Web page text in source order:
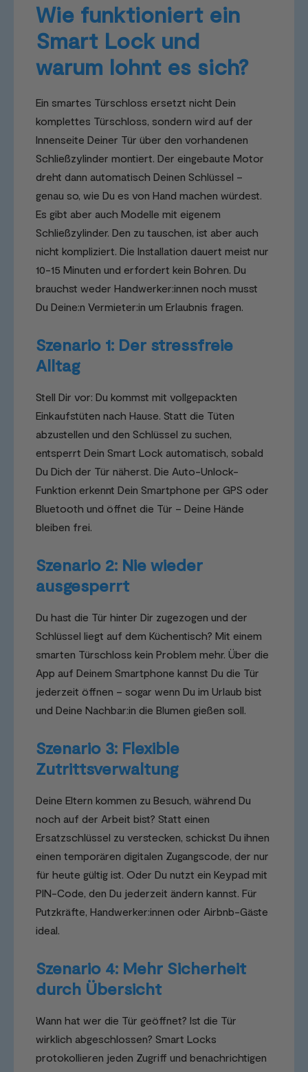
Wie funktioniert ein
Smart Lock und
warum lohnt es sich?
Ein smartes Türschloss ersetzt nicht Dein
komplettes Türschloss, sondern wird auf der
Innenseite Deiner Tür über den vorhandenen
Schließzylinder montiert. Der eingebaute Motor
dreht dann automatisch Deinen Schlüssel –
genau so, wie Du es von Hand machen würdest.
Es gibt aber auch Modelle mit eigenem
Schließzylinder. Den zu tauschen, ist aber auch
nicht kompliziert. Die Installation dauert meist nur
10-15 Minuten und erfordert kein Bohren. Du
brauchst weder Handwerker:innen noch musst
Du Deine:n Vermieter:in um Erlaubnis fragen.
Szenario 1: Der stressfreie
Alltag
Stell Dir vor: Du kommst mit vollgepackten
Einkaufstüten nach Hause. Statt die Tüten
abzustellen und den Schlüssel zu suchen,
entsperrt Dein Smart Lock automatisch, sobald
Du Dich der Tür näherst. Die Auto-Unlock-
Funktion erkennt Dein Smartphone per GPS oder
Bluetooth und öffnet die Tür – Deine Hände
bleiben frei.
Szenario 2: Nie wieder
ausgesperrt
Du hast die Tür hinter Dir zugezogen und der
Schlüssel liegt auf dem Küchentisch? Mit einem
smarten Türschloss kein Problem mehr. Über die
App auf Deinem Smartphone kannst Du die Tür
jederzeit öffnen – sogar wenn Du im Urlaub bist
und Deine Nachbar:in die Blumen gießen soll.
Szenario 3: Flexible
Zutrittsverwaltung
Deine Eltern kommen zu Besuch, während Du
noch auf der Arbeit bist? Statt einen
Ersatzschlüssel zu verstecken, schickst Du ihnen
einen temporären digitalen Zugangscode, der nur
für heute gültig ist. Oder Du nutzt ein Keypad mit
PIN-Code, den Du jederzeit ändern kannst. Für
Putzkräfte, Handwerker:innen oder Airbnb-Gäste
ideal.
Szenario 4: Mehr Sicherheit
durch Übersicht
Wann hat wer die Tür geöffnet? Ist die Tür
wirklich abgeschlossen? Smart Locks
protokollieren jeden Zugriff und benachrichtigen